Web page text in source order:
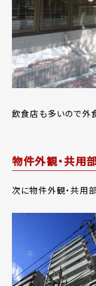
飲食店も多いので外
物件外観・共用
次に物件外観・共用